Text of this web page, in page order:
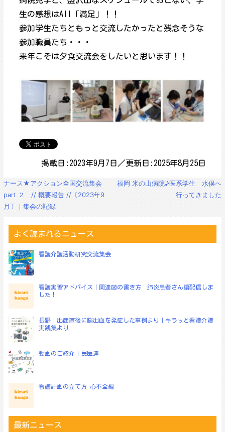
生の感想はAll「満足」！！
参加学生たちともっと交流したかったと残念そうな
参加職員たち・・・
来年こそは夕食交流会をしたいと思います！！
掲載日:2023年9月7日／更新日:2025年8月25日
投
稿
ビ
ョ
ン
ナース★アクション全国交流集会
part ２ // 概要報告 //〔2023年9
月〕｜集会の記録
福岡 米の山病院♪医系学生 水俣へ
行ってきました
よく読まれるニュース
看護介護活動研究交流集会
看護実習アドバイス｜関連図の書き方 肺炎患者さん編配信しま
した！
長野｜出産直後に脳出血を発症した事例より｜キラッと看護介護
実践集より
動画のご紹介｜民医連
看護計画の立て方 心不全編
最新ニュース